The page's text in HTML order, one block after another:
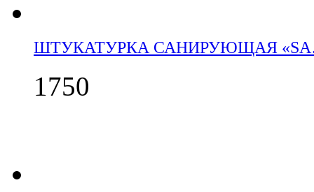
ШТУКАТУРКА САНИРУЮЩАЯ
1750